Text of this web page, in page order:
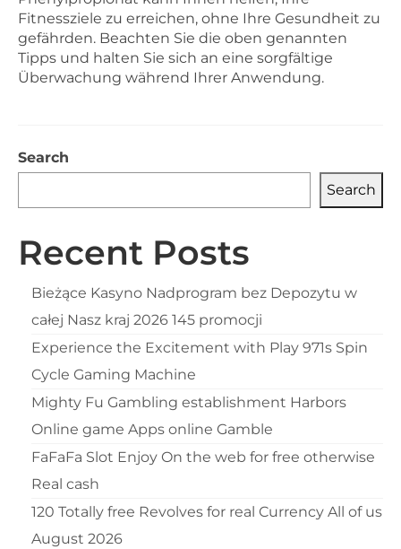
Fitnessziele zu erreichen, ohne Ihre Gesundheit zu
gefährden. Beachten Sie die oben genannten
Tipps und halten Sie sich an eine sorgfältige
Überwachung während Ihrer Anwendung.
Search
Search
Recent Posts
Bieżące Kasyno Nadprogram bez Depozytu w
całej Nasz kraj 2026 145 promocji
Experience the Excitement with Play 971s Spin
Cycle Gaming Machine
Mighty Fu Gambling establishment Harbors
Online game Apps online Gamble
FaFaFa Slot Enjoy On the web for free otherwise
Real cash
120 Totally free Revolves for real Currency All of us
August 2026